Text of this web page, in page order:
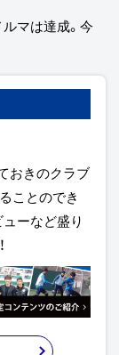
マは達成。今
おきのクラブ
ことのでき
ーなど盛り